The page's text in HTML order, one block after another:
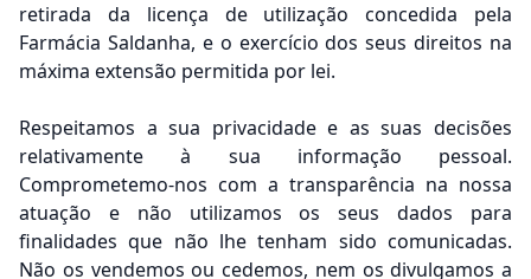
retirada da licença de utilização concedida pela
Farmácia Saldanha, e o exercício dos seus direitos na
máxima extensão permitida por lei.
Respeitamos a sua privacidade e as suas decisões
relativamente à sua informação pessoal.
Comprometemo-nos com a transparência na nossa
atuação e não utilizamos os seus dados para
finalidades que não lhe tenham sido comunicadas.
Não os vendemos ou cedemos, nem os divulgamos a